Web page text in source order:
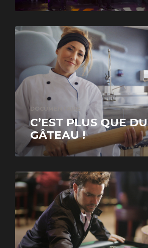
DOCUMENTAIRE
C’EST PLUS QUE DU
GÂTEAU !